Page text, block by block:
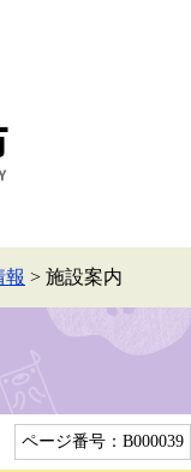
報 > 施設案内
ページ番号：B000039